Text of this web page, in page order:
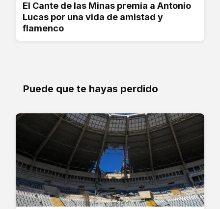
El Cante de las Minas premia a Antonio
Lucas por una vida de amistad y
flamenco
Puede que te hayas perdido